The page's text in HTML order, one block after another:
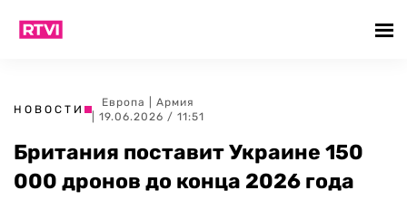
НОВОСТИ
Европа
Армия
| 19.06.2026 / 11:51
Британия поставит Украине 150
000 дронов до конца 2026 года